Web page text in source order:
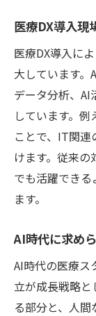
医療DX導入現
医療DX導入に
大しています
データ分析、AI
しています。
ことで、IT関
けます。従来
でも活躍でき
ます。
AI時代に求め
AI時代の医療ス
立が成長戦略
る部分と、人